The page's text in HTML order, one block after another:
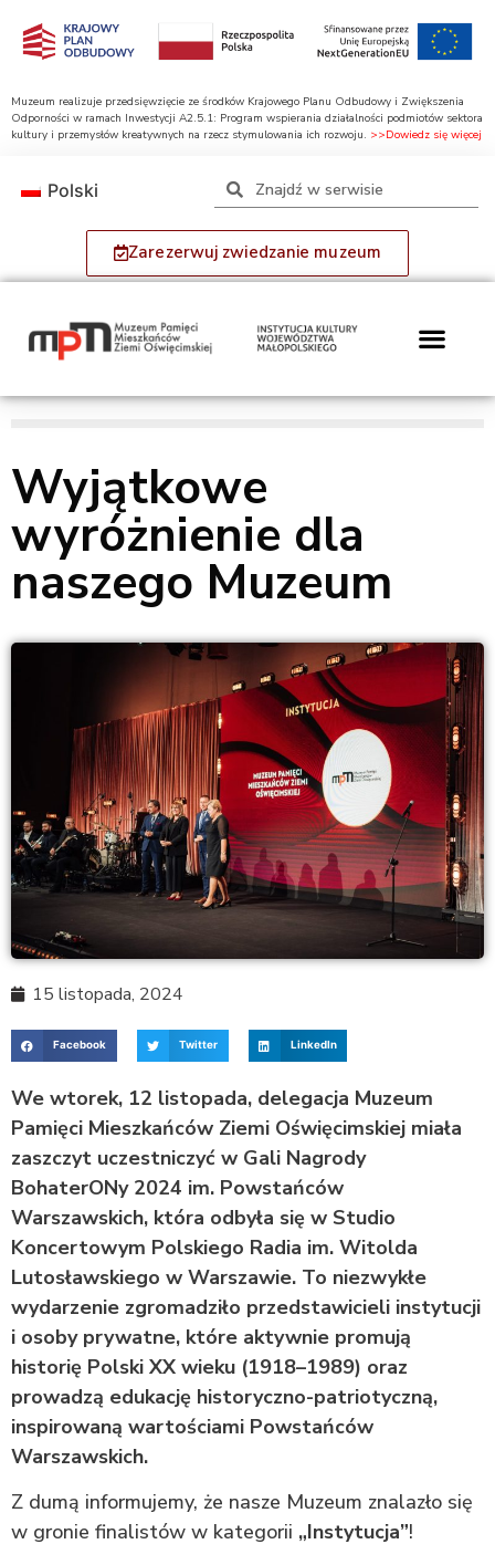
Muzeum realizuje przedsięwzięcie ze środków Krajowego Planu Odbudowy i Zwiększenia
Odporności w ramach Inwestycji A2.5.1: Program wspierania działalności podmiotów sektora
kultury i przemysłów kreatywnych na rzecz stymulowania ich rozwoju. >>Dowiedz się więcej
Zarezerwuj zwiedzanie muzeum
Polski
Wyjątkowe
wyróżnienie dla
naszego Muzeum
15 listopada, 2024
Facebook Twitter LinkedIn
We wtorek, 12 listopada, delegacja Muzeum
Pamięci Mieszkańców Ziemi Oświęcimskiej miała
zaszczyt uczestniczyć w Gali Nagrody
BohaterONy 2024 im. Powstańców
Warszawskich, która odbyła się w Studio
Koncertowym Polskiego Radia im. Witolda
Lutosławskiego w Warszawie. To niezwykłe
wydarzenie zgromadziło przedstawicieli instytucji
i osoby prywatne, które aktywnie promują
historię Polski XX wieku (1918–1989) oraz
prowadzą edukację historyczno-patriotyczną,
inspirowaną wartościami Powstańców
Warszawskich.
Z dumą informujemy, że nasze Muzeum znalazło się
w gronie finalistów w kategorii „Instytucja”!